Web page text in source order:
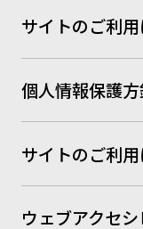
サイトのご利
個人情報保護
サイトのご利
ウェブアクセシ